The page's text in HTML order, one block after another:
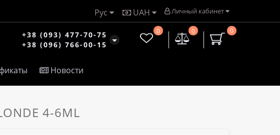
Личный кабинет
UAH
Рус
+38 (093) 477-70-75
+38 (096) 766-00-15
0
0
0
Новости
4-6ML